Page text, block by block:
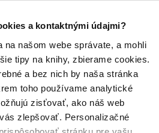
a kontaktnými údajmi?
na našom webe správate, a mohli
tipy na knihy, zbierame cookies.
a bez nich by naša stránka
toho používame analytické
zisťovať, ako náš web
zlepšovať. Personalizačné